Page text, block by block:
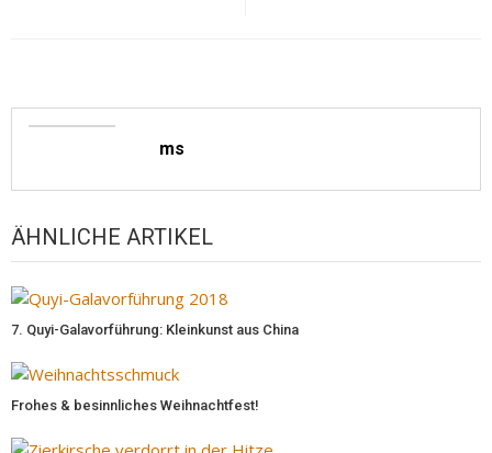
ms
ÄHNLICHE ARTIKEL
7. Quyi-Galavorführung: Kleinkunst aus China
Frohes & besinnliches Weihnachtfest!